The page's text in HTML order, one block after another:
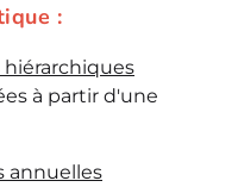
:
à partir d'une
annuelles